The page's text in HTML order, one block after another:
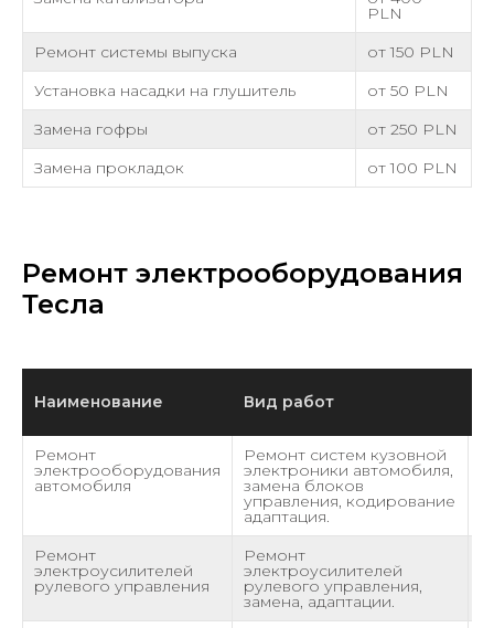
PLN
Ремонт системы выпуска
от 150 PLN
Установка насадки на глушитель
от 50 PLN
Замена гофры
от 250 PLN
Замена прокладок
от 100 PLN
Ремонт электрооборудования
Тесла
Наименование Вид работ
Ремонт
электрооборудования
автомобиля
Ремонт систем кузовной
электроники автомобиля,
замена блоков
управления, кодирование
адаптация.
Ремонт
электроусилителей
рулевого управления
Ремонт
электроусилителей
рулевого управления,
замена, адаптации.